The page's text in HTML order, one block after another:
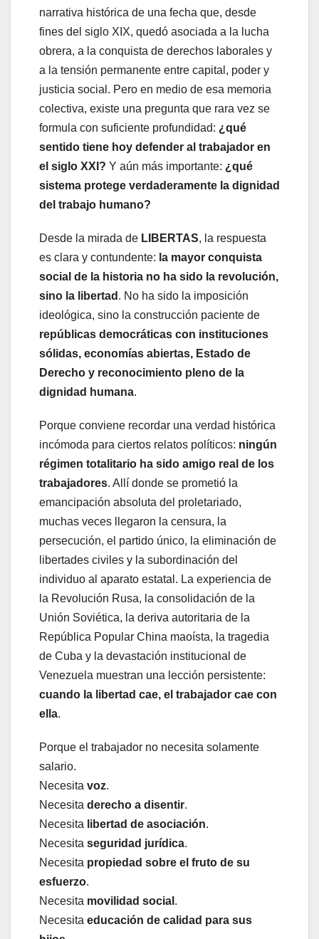
narrativa histórica de una fecha que, desde
fines del siglo XIX, quedó asociada a la lucha
obrera, a la conquista de derechos laborales y
a la tensión permanente entre capital, poder y
justicia social. Pero en medio de esa memoria
colectiva, existe una pregunta que rara vez se
formula con suficiente profundidad: ¿qué
sentido tiene hoy defender al trabajador en
el siglo XXI? Y aún más importante: ¿qué
sistema protege verdaderamente la dignidad
del trabajo humano?
Desde la mirada de LIBERTAS, la respuesta
es clara y contundente: la mayor conquista
social de la historia no ha sido la revolución,
sino la libertad . No ha sido la imposición
ideológica, sino la construcción paciente de
repúblicas democráticas con instituciones
sólidas, economías abiertas, Estado de
Derecho y reconocimiento pleno de la
dignidad humana.
Porque conviene recordar una verdad histórica
incómoda para ciertos relatos políticos: ningún
régimen totalitario ha sido amigo real de los
trabajadores. Allí donde se prometió la
emancipación absoluta del proletariado,
muchas veces llegaron la censura, la
persecución, el partido único, la eliminación de
libertades civiles y la subordinación del
individuo al aparato estatal. La experiencia de
la Revolución Rusa, la consolidación de la
Unión Soviética, la deriva autoritaria de la
República Popular China maoísta, la tragedia
de Cuba y la devastación institucional de
Venezuela muestran una lección persistente:
cuando la libertad cae, el trabajador cae con
ella.
Porque el trabajador no necesita solamente
salario.
Necesita voz.
Necesita derecho a disentir.
Necesita libertad de asociación.
Necesita seguridad jurídica.
Necesita propiedad sobre el fruto de su
esfuerzo.
Necesita movilidad social .
Necesita educación de calidad para sus